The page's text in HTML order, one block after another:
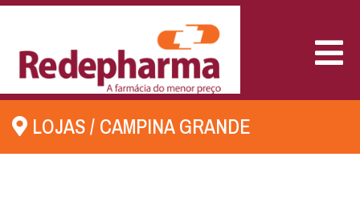
LOJAS/ CAMPINA GRANDE